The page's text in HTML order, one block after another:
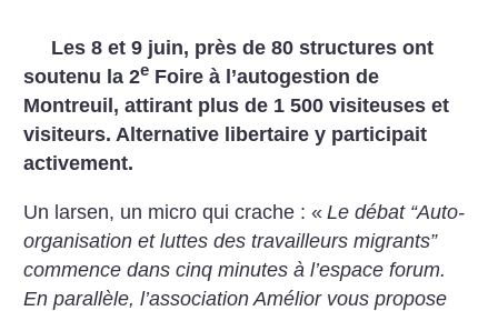
Les 8 et 9 juin, près de 80 structures ont
soutenu la 2e Foire à l’autogestion de
Montreuil, attirant plus de 1 500 visiteuses et
visiteurs. Alternative libertaire y participait
activement.
Un larsen, un micro qui crache : « Le débat “Auto-
organisation et luttes des travailleurs migrants”
commence dans cinq minutes à l’espace forum.
En parallèle, l’association Amélior vous propose